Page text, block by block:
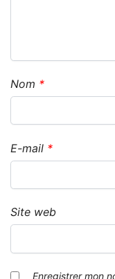
Nom *
E-mail *
Site web
Enregistrer mon